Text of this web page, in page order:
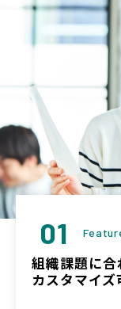
01
組織課題に合
カスタマイ